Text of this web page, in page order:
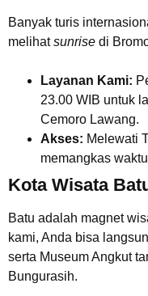
Banyak turis
melihatsunrise di
Layanan Kami:
23.00 WIB untuk
Cemoro Lawang.
Akses: Melewati
memangkas
Kota Wisata
Batu adalah magnet
kami, Anda bisa
serta Museum Angkut
Bungurasih.